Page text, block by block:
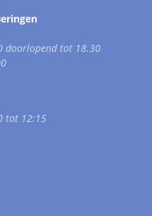
doorlopend tot 18.30
tot 12:15